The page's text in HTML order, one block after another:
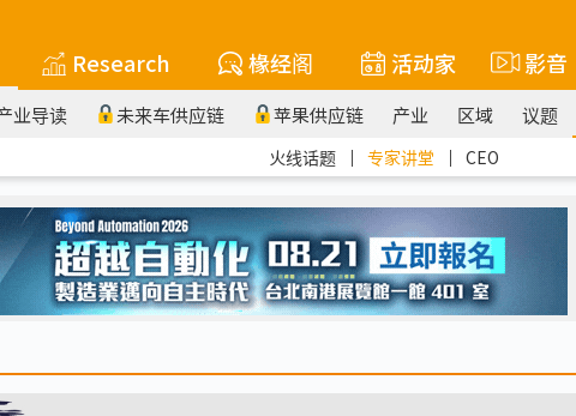
Research 椽经阁 活动家 影音
业导读 未来车供应链 苹果供应链 产业 区域 议题
火线话题 ｜ 专家讲堂 ｜ CEO